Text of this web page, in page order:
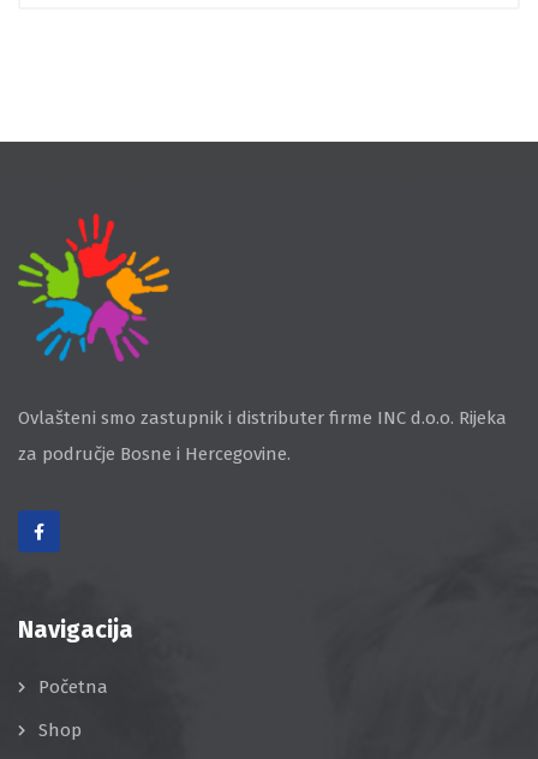
Ovlašteni smo zastupnik i distributer firme INC d.o.o. Rijeka
za područje Bosne i Hercegovine.
Navigacija
Početna
Shop